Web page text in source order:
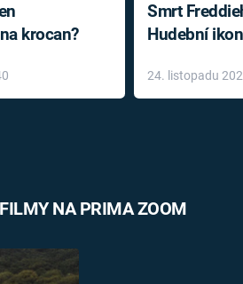
krocan?
Smrt
Hudební
léky
24. listopadu
NA PRIMA ZOOM